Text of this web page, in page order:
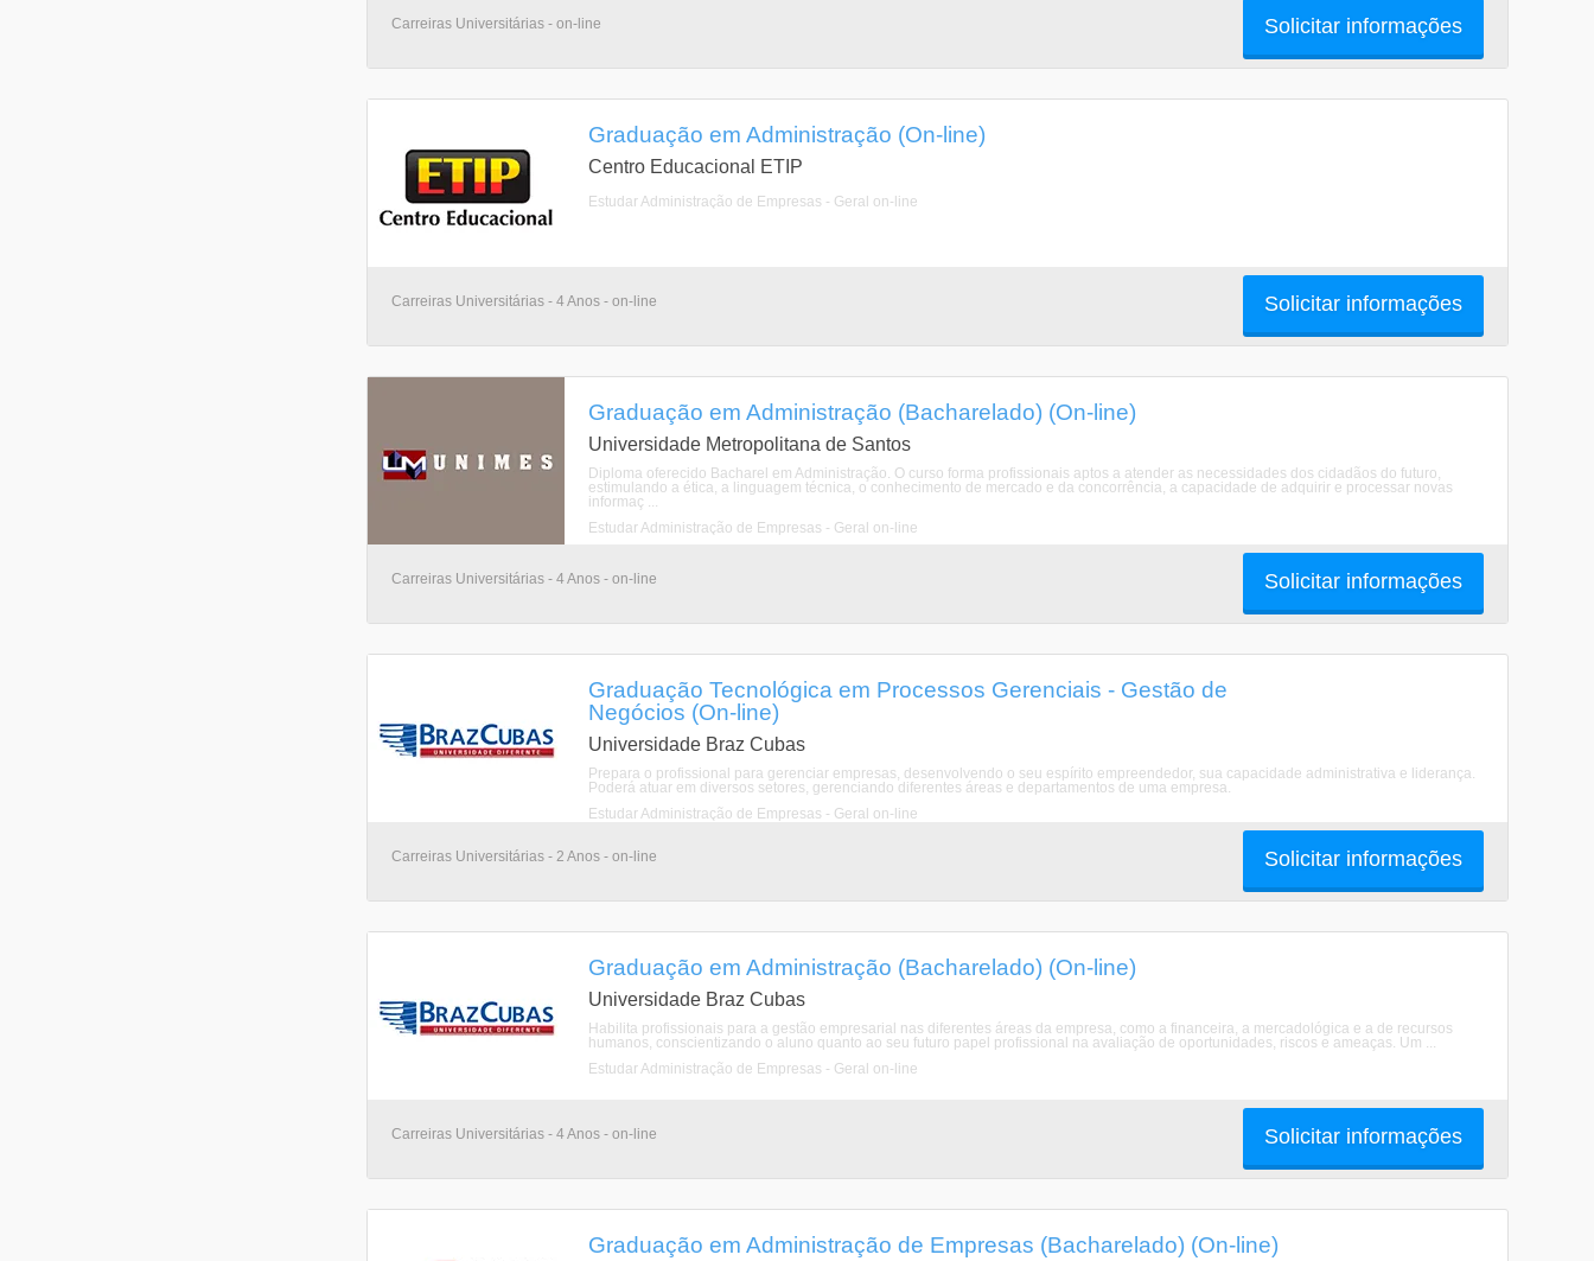
Carreiras Universitárias - on-line Solicitar informações
Graduação em Administração (On-line)
Centro Educacional ETIP
Estudar Administração de Empresas - Geral on-line
Carreiras Universitárias - 4 Anos - on-line Solicitar informações
Graduação em Administração (Bacharelado) (On-line)
Universidade Metropolitana de Santos
Diploma oferecido Bacharel em Administração. O curso forma profissionais aptos a atender as necessidades dos cidadãos do futuro,
estimulando a ética, a linguagem técnica, o conhecimento de mercado e da concorrência, a capacidade de adquirir e processar novas
informaç ...
Estudar Administração de Empresas - Geral on-line
Carreiras Universitárias - 4 Anos - on-line Solicitar informações
Graduação Tecnológica em Processos Gerenciais - Gestão de
Negócios (On-line)
Universidade Braz Cubas
Prepara o profissional para gerenciar empresas, desenvolvendo o seu espírito empreendedor, sua capacidade administrativa e liderança.
Poderá atuar em diversos setores, gerenciando diferentes áreas e departamentos de uma empresa.
Estudar Administração de Empresas - Geral on-line
Carreiras Universitárias - 2 Anos - on-line Solicitar informações
Graduação em Administração (Bacharelado) (On-line)
Universidade Braz Cubas
Habilita profissionais para a gestão empresarial nas diferentes áreas da empresa, como a financeira, a mercadológica e a de recursos
humanos, conscientizando o aluno quanto ao seu futuro papel profissional na avaliação de oportunidades, riscos e ameaças. Um ...
Estudar Administração de Empresas - Geral on-line
Carreiras Universitárias - 4 Anos - on-line Solicitar informações
Graduação em Administração de Empresas (Bacharelado) (On-line)